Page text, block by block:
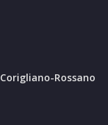
Rossano